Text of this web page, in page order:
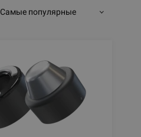
Самые популярные